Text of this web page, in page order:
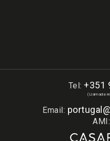
Tel:+351
(Llamada
Email:
AMI: